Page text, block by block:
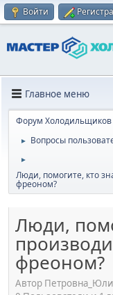
Войти
Главное меню
Форум Холодильщиков
► Вопросы
►
Люди, помогите, кто
фреоном?
Люди,
фреоном?
Автор